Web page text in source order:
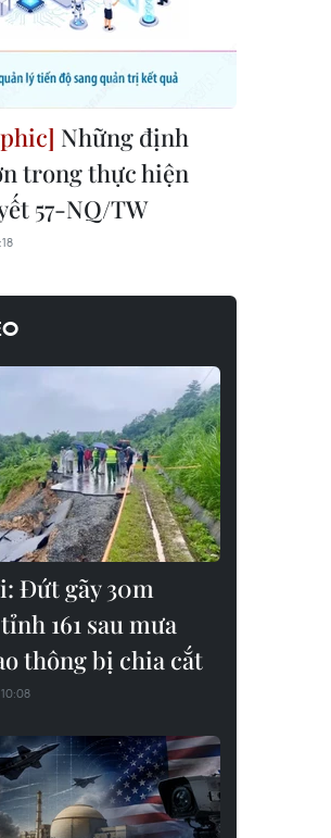
Những định
trong thực hiện
57-NQ/TW
Đứt gãy 30m
161 sau mưa
thông bị chia cắt